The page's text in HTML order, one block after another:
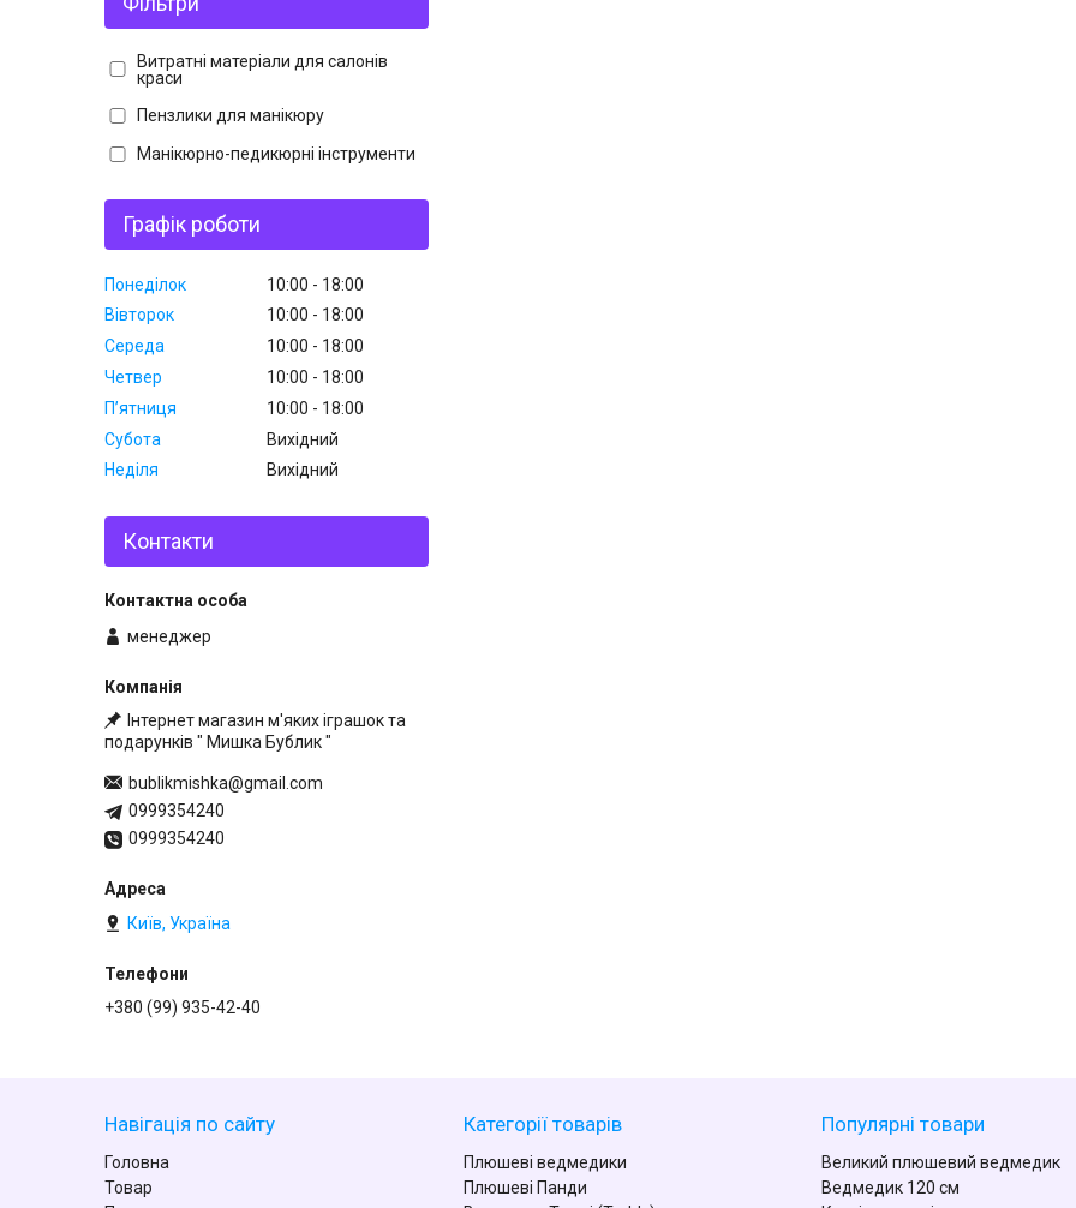
Витратні матеріали для салонів
краси
Пензлики для манікюру
Манікюрно-педикюрні інструменти
Графік роботи
Понеділок 10:00
18:00
Вівторок
10:00
18:00
Середа
10:00
18:00
Четвер
10:00
18:00
Пʼятниця
10:00
18:00
Субота
Вихідний
Неділя
Вихідний
Контакти
менеджер
Інтернет магазин м'яких іграшок та
подарунків " Мишка Бублик "
bublikmishka@gmail.com
0999354240
0999354240
Київ, Україна
+380 (99) 935-42-40
Навігація по сайту
Головна
Товар
Категорії товарів
Плюшеві ведмедики
Плюшеві Панди
Популярні товари
Великий плюшевий ведмедик
Ведмедик 120 см